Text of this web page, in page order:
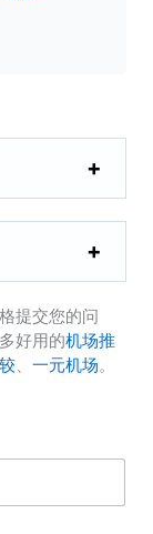
提交您的问
好用的机场推
、 一元机场。